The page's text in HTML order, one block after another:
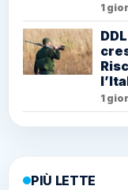
1
1
PIÙ LETTE